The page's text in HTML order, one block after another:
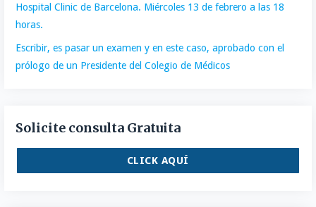
Hospital Clinic de Barcelona. Miércoles 13 de febrero a las 18
horas.
Escribir, es pasar un examen y en este caso, aprobado con el
prólogo de un Presidente del Colegio de Médicos
Solicite consulta Gratuita
CLICK AQUÍ